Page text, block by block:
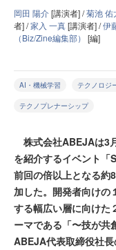
岡田 陽介[講演者] /菊池 佑
者] /家入 一真[講演者] /伊
（Biz/Zine編集部） [編]
AI・機械学習 テクノロジ
テクノプレナーシップ
株式会社ABEJAは3
を紹介するイベント「
前回の倍以上となる約
加した。開発者向けの
する幅広い層に向けた
ーマである「〜技が共
ABEJA代表取締役社